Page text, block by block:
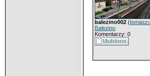
balezino002 (
Balezino
Komentarzy: 0